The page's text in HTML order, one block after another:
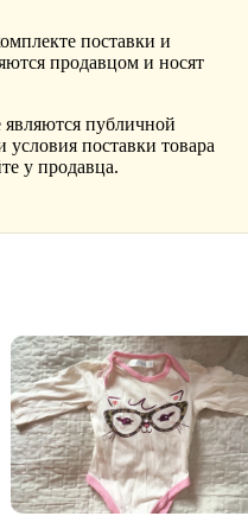
поставки и
продавцом и носят
публичной
поставки товара
у продавца.